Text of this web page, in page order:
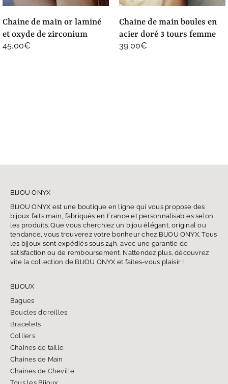
chaine de main or laminé
et oxyde de zirconium
45.00€
chaine de main boules en
acier doré 3 tours femme
39.00€
BIJOU ONYX
BIJOU ONYX est une boutique en ligne qui vous propose des
bijoux faits main, fabriqués en France et personnalisables selon
les produits. Que vous cherchiez un bijou élégant, original ou
tendance, vous trouverez votre bonheur chez BIJOU ONYX. Tous
les bijoux sont expédiés sous 24h, avec une garantie de
satisfaction ou de remboursement. N’attendez plus, découvrez
vite la collection de BIJOU ONYX et faites-vous plaisir !
BIJOUX
Bagues
Boucles d’oreilles
Bracelets
Colliers
Chaines de taille
Chaines de Main
Chaines de Cheville